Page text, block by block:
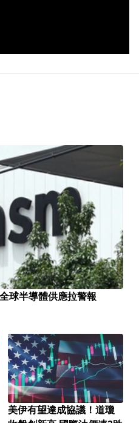
球半導體供應拉警報
美伊有望達成協議！道瓊